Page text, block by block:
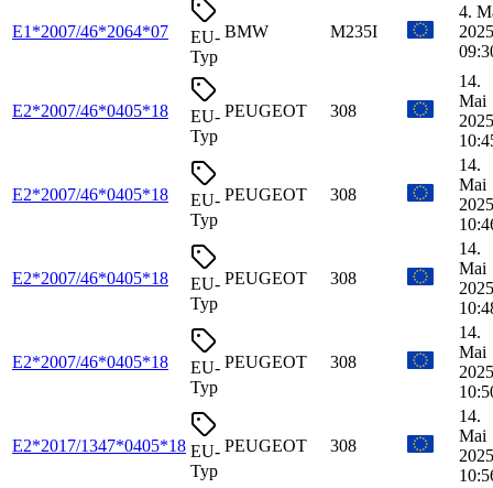
E1*2007/46*2064*07
EU-
Typ
BMW M235I
4.
E2*2007/46*0405*18
EU-
Typ
PEUGEOT 308
14.
Mai
E2*2007/46*0405*18
EU-
Typ
PEUGEOT 308
14.
Mai
E2*2007/46*0405*18
EU-
Typ
PEUGEOT 308
14.
Mai
E2*2007/46*0405*18
EU-
Typ
PEUGEOT 308
14.
Mai
E2*2017/1347*0405*18 EU-
Typ
PEUGEOT 308
14.
Mai